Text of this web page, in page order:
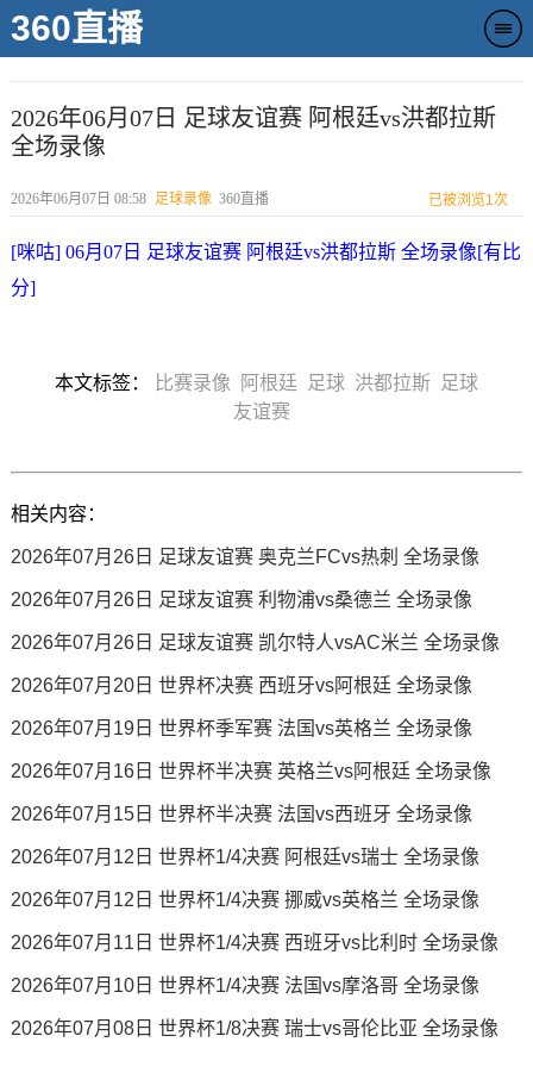
360直播
2026年06月07日 足球友谊赛 阿根廷vs洪都拉斯
全场录像
2026年06月07日 08:58 足球录像 360直播 已被浏览1次
[咪咕] 06月07日 足球友谊赛 阿根廷vs洪都拉斯 全场录像[有比
分]
本文标签： 比赛录像 阿根廷 足球 洪都拉斯 足球
友谊赛
相关内容：
2026年07月26日 足球友谊赛 奥克兰FCvs热刺 全场录像
2026年07月26日 足球友谊赛 利物浦vs桑德兰 全场录像
2026年07月26日 足球友谊赛 凯尔特人vsAC米兰 全场录像
2026年07月20日 世界杯决赛 西班牙vs阿根廷 全场录像
2026年07月19日 世界杯季军赛 法国vs英格兰 全场录像
2026年07月16日 世界杯半决赛 英格兰vs阿根廷 全场录像
2026年07月15日 世界杯半决赛 法国vs西班牙 全场录像
2026年07月12日 世界杯1/4决赛 阿根廷vs瑞士 全场录像
2026年07月12日 世界杯1/4决赛 挪威vs英格兰 全场录像
2026年07月11日 世界杯1/4决赛 西班牙vs比利时 全场录像
2026年07月10日 世界杯1/4决赛 法国vs摩洛哥 全场录像
2026年07月08日 世界杯1/8决赛 瑞士vs哥伦比亚 全场录像